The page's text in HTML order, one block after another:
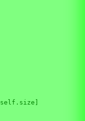
self .size]